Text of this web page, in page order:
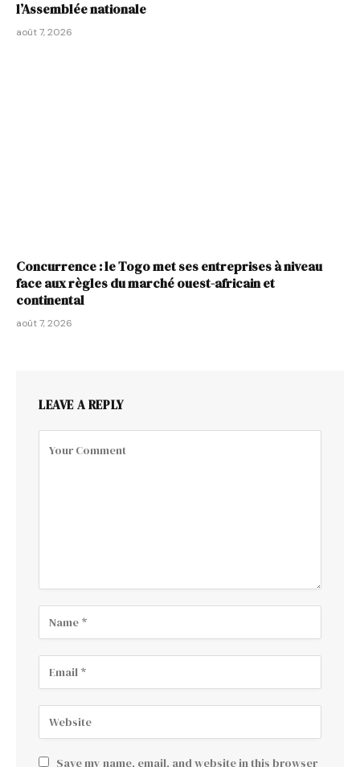
l’Assemblée nationale
août 7, 2026
Concurrence : le Togo met ses entreprises à niveau
face aux règles du marché ouest-africain et
continental
août 7, 2026
LEAVE A REPLY
Save my name, email, and website in this browser